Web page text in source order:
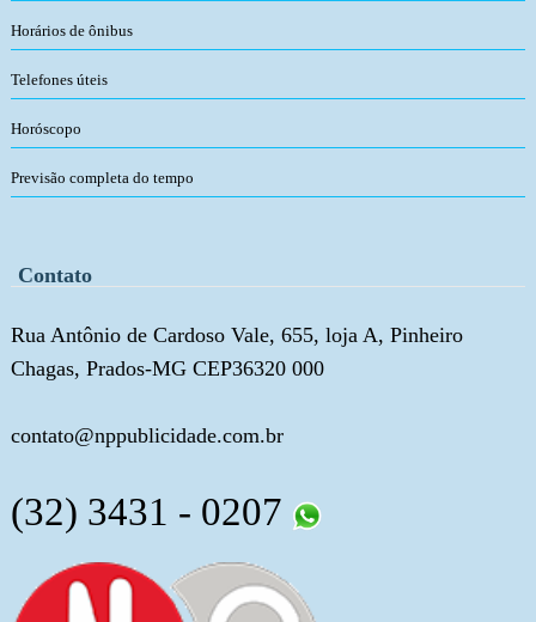
Horários de ônibus
Telefones úteis
Horóscopo
Previsão completa do tempo
Contato
Rua Antônio de Cardoso Vale, 655, loja A, Pinheiro
Chagas, Prados-MG CEP36320 000
contato@nppublicidade.com.br
(32) 3431 - 0207